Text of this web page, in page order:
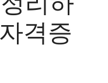
격증